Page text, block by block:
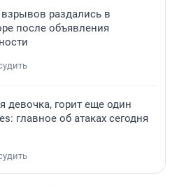
раздались в
после объявления
девочка, горит еще один
главное об атаках сегодня